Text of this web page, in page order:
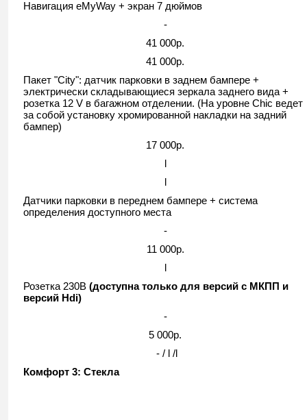
Навигация eMyWay + экран 7 дюймов
-
41 000р.
41 000р.
Пакет "City": датчик парковки в заднем бампере +
электрически cкладывающиеся зеркала заднего вида +
розетка 12 V в багажном отделении. (На уровне Chic ведет
за собой установку хромированной накладки на задний
бампер)
17 000р.
l
l
Датчики парковки в переднем бампере + система
определения доступного места
-
11 000р.
l
Розетка 230В (доступна только для версий с МКПП и
версий Hdi)
-
5 000р.
- / l /l
Комфорт 3: Стекла